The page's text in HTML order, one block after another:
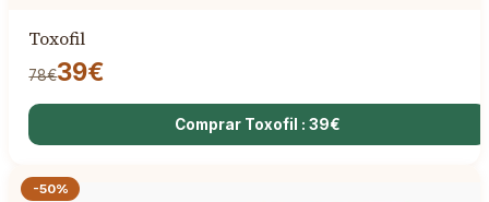
Toxofil
78€39€
Comprar Toxofil : 39€
-50%